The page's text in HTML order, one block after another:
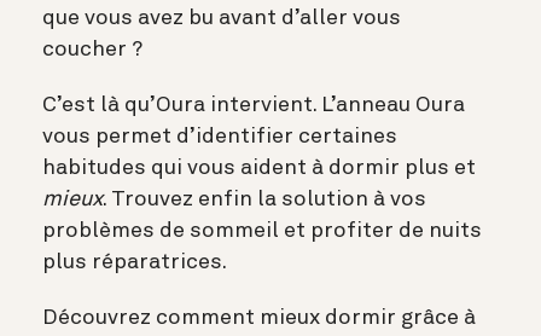
que vous avez bu avant d’aller vous
coucher ?
C’est là qu’Oura intervient. L’anneau Oura
vous permet d’identifier certaines
habitudes qui vous aident à dormir plus et
mieux. Trouvez enfin la solution à vos
problèmes de sommeil et profiter de nuits
plus réparatrices.
Découvrez comment mieux dormir grâce à